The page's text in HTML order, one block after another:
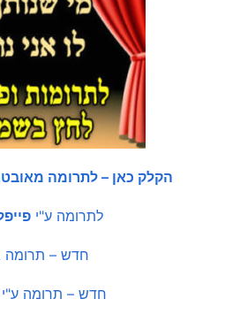
הקלק כאן – לתרומה
לתרומה ע"י
חדש – תרומה
חדש – תרומה ע"י